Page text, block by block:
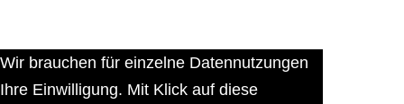
Wir brauchen für einzelne Datennutzungen
Ihre Einwilligung. Mit Klick auf diese